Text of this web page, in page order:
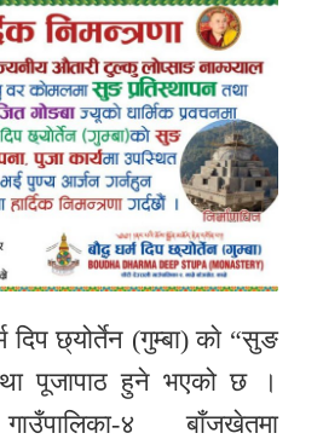
दिप छ्योर्तेन (गुम्बा) काे “सुङ
पूजापाठ हुने भएको छ ।
४ बाँजखेतमा